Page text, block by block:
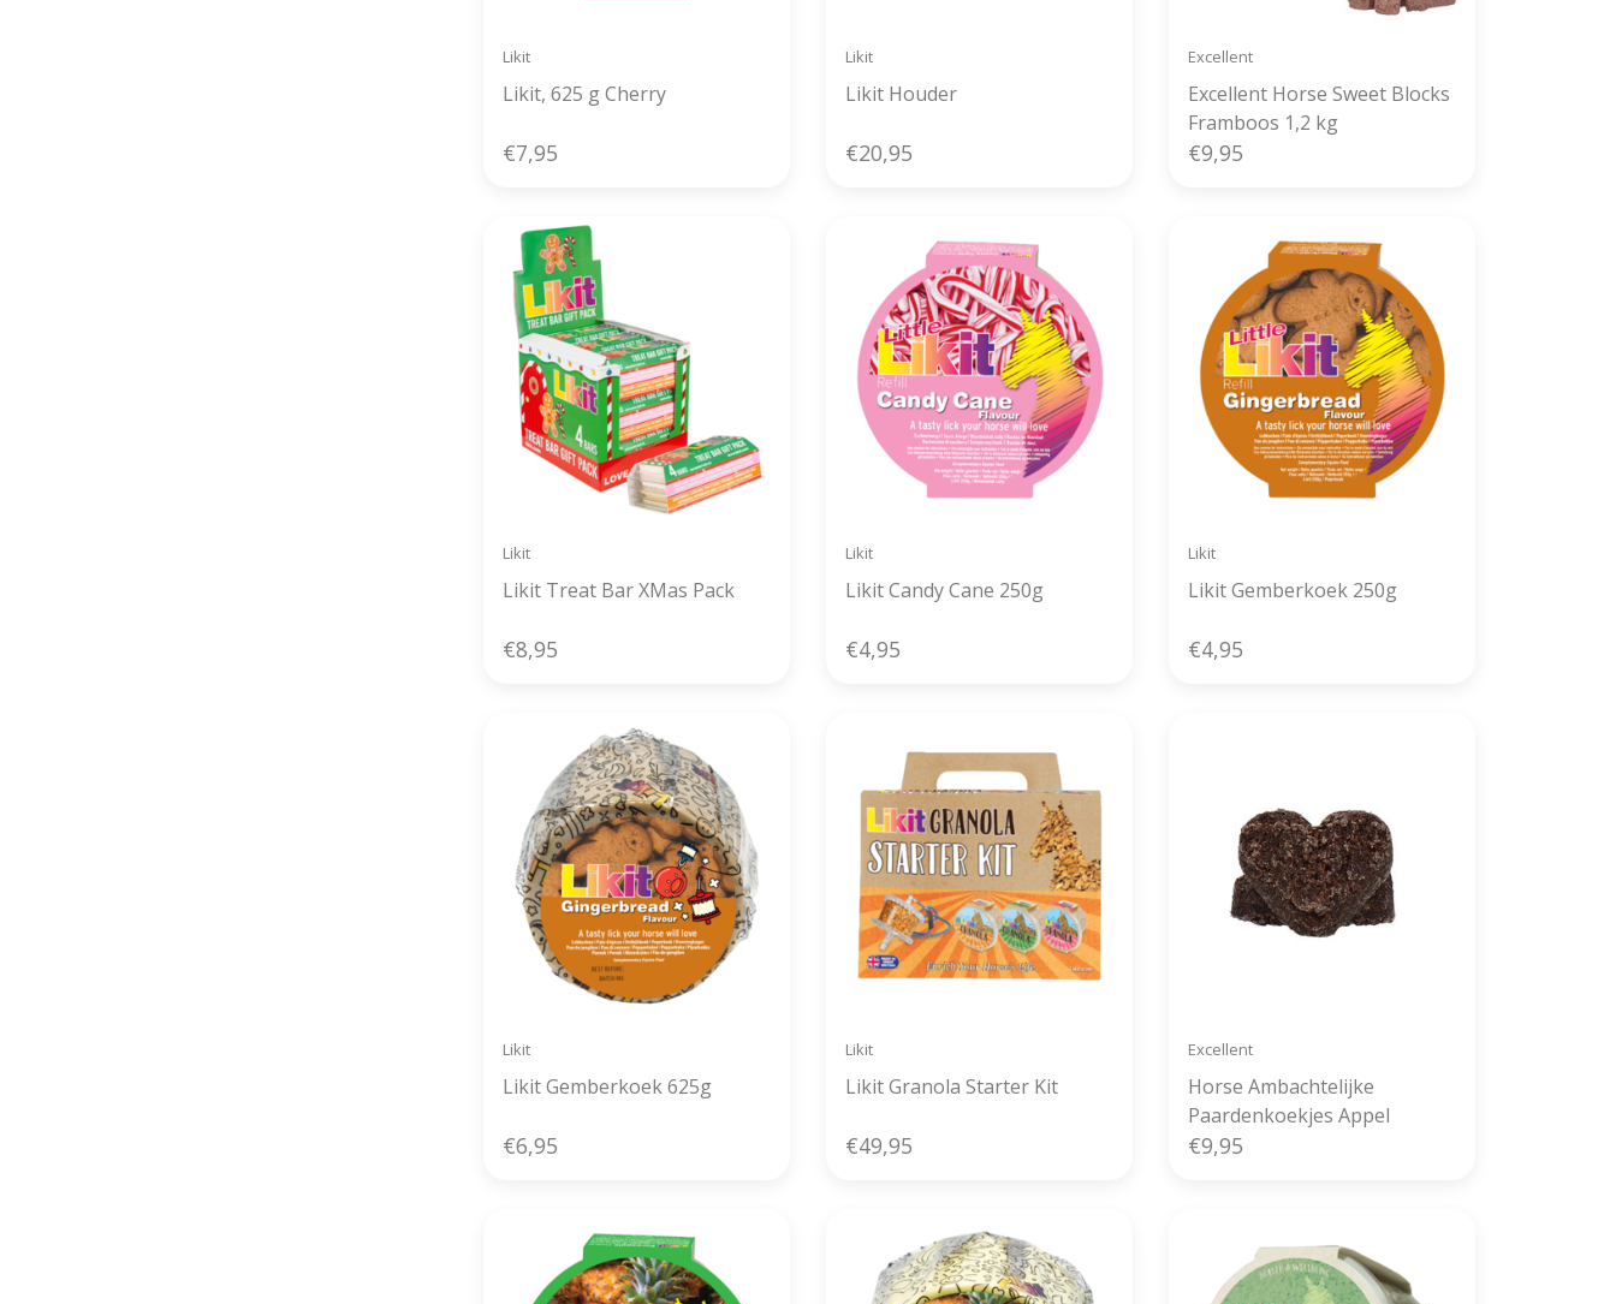
Likit
Likit, 625 g Cherry
€7,95
Likit
Likit Houder
€20,95
Excellent
Excellent Horse Sweet Blocks
Framboos 1,2 kg
€9,95
Likit
Likit Treat Bar XMas Pack
€8,95
Likit
Likit Candy Cane 250g
€4,95
Likit
Likit Gemberkoek 250g
€4,95
Likit
Likit Gemberkoek 625g
€6,95
Likit
Likit Granola Starter Kit
€49,95
Excellent
Horse Ambachtelijke
Paardenkoekjes Appel
€9,95